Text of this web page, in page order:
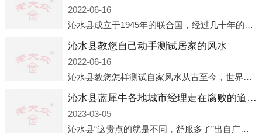
2022-06-16
沁水县成立于1945年的联合国，经过几十年的发展，如今拥有193个成员国。拥有如此众多会员国的联合国，可以说是世界上最具代表性的国际组织，也是世界上分量最重、有着较高话语权的国际组织。但以美国为首的西方国家
沁水县教您自己动手测试居家的风水
2022-06-16
沁水县教您怎样测试自家风水从古至今，世界各地的人们都在研究人在乾坤中的位置以及它们所形成的关系。通过探究季节转换、星象变化，并且在所观测到的自然规律的指导下，人们开始认识到居住在不同住宅中的人，其一生中的财
沁水县蓝犀牛各地城市经理走在腐败的道路上
2023-03-05
沁水县“这贵点的就是不同，舒服多了”出自广州运营邓经理的口中。2023年开年刚出来，三个司机（加盟蓝犀牛的个人队伍）便请广州经理去佛山娱乐场所大消费了一次，据知悉一晚消费达一万多，由三人平摊费用，燃鹅这样的